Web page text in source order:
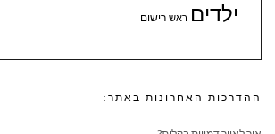
ילדים ראש רישום
ההדרכות האחרונות באתר: